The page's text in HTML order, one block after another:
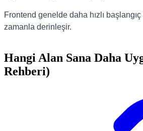
Frontend genelde daha hızlı
zamanla derinleşir.
Hangi Alan Sana Daha
Rehberi)